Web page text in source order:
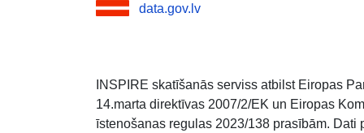
data.gov.lv
INSPIRE skatīšanās serviss atbilst Eiropas
14.marta direktīvas 2007/2/EK un Eiropas
īstenošanas regulas 2023/138 prasībām.